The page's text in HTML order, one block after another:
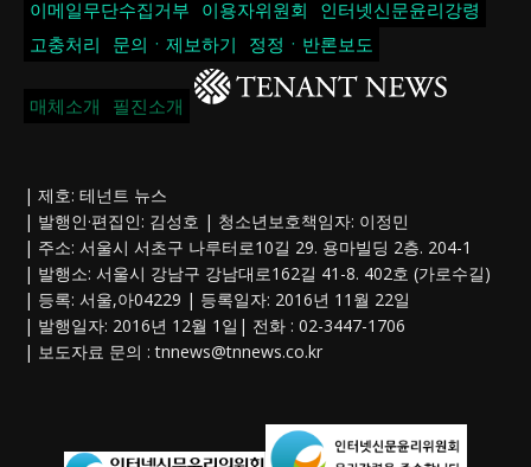
이메일무단수집거부
이용자위원회
인터넷신문윤리강령
고충처리
문의ㆍ제보하기 정정ㆍ반론보도
매체소개 필진소개
| 제호: 테넌트 뉴스
| 발행인·편집인: 김성호 | 청소년보호책임자: 이정민
| 주소: 서울시 서초구 나루터로10길 29. 용마빌딩 2층. 204-1
| 발행소: 서울시 강남구 강남대로162길 41-8. 402호 (가로수길)
| 등록: 서울,아04229 | 등록일자: 2016년 11월 22일
| 발행일자: 2016년 12월 1일| 전화 : 02-3447-1706
| 보도자료 문의 :tnnews@tnnews.co.kr